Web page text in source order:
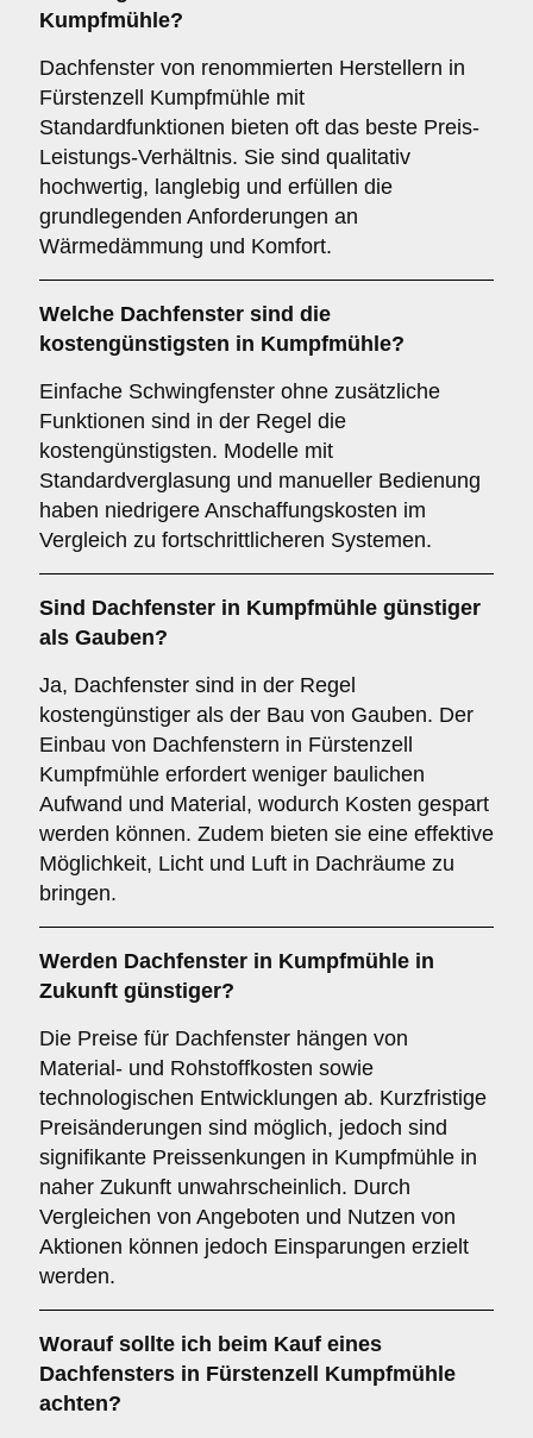
Kumpfmühle?
Dachfenster von renommierten Herstellern in
Fürstenzell Kumpfmühle mit
Standardfunktionen bieten oft das beste Preis-
Leistungs-Verhältnis. Sie sind qualitativ
hochwertig, langlebig und erfüllen die
grundlegenden Anforderungen an
Wärmedämmung und Komfort.
Welche Dachfenster sind die
kostengünstigsten in Kumpfmühle?
Einfache Schwingfenster ohne zusätzliche
Funktionen sind in der Regel die
kostengünstigsten. Modelle mit
Standardverglasung und manueller Bedienung
haben niedrigere Anschaffungskosten im
Vergleich zu fortschrittlicheren Systemen.
Sind Dachfenster in Kumpfmühle günstiger
als Gauben?
Ja, Dachfenster sind in der Regel
kostengünstiger als der Bau von Gauben. Der
Einbau von Dachfenstern in Fürstenzell
Kumpfmühle erfordert weniger baulichen
Aufwand und Material, wodurch Kosten gespart
werden können. Zudem bieten sie eine effektive
Möglichkeit, Licht und Luft in Dachräume zu
bringen.
Werden Dachfenster in Kumpfmühle in
Zukunft günstiger?
Die Preise für Dachfenster hängen von
Material- und Rohstoffkosten sowie
technologischen Entwicklungen ab. Kurzfristige
Preisänderungen sind möglich, jedoch sind
signifikante Preissenkungen in Kumpfmühle in
naher Zukunft unwahrscheinlich. Durch
Vergleichen von Angeboten und Nutzen von
Aktionen können jedoch Einsparungen erzielt
werden.
Worauf sollte ich beim Kauf eines
Dachfensters in Fürstenzell Kumpfmühle
achten?